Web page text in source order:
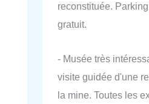
reconstituée.
gratuit.
- Musée très
visite guidée d'une
la mine. Toutes les